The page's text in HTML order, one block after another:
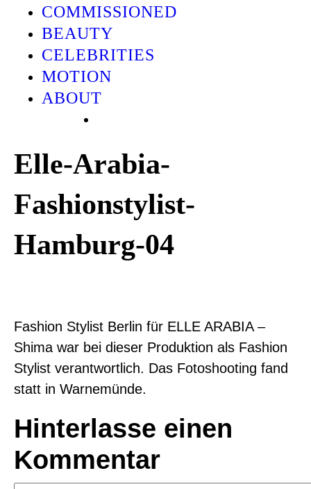
COMMISSIONED
BEAUTY
CELEBRITIES
MOTION
ABOUT
Elle-Arabia-
Fashionstylist-
Hamburg-04
Fashion Stylist Berlin für ELLE ARABIA –
Shima war bei dieser Produktion als Fashion
Stylist verantwortlich. Das Fotoshooting fand
statt in Warnemünde.
Hinterlasse einen
Kommentar